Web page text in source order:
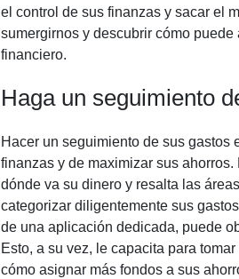
el control de sus finanzas y sacar el
sumergirnos y descubrir cómo
financiero.
Haga un seguimiento
Hacer un seguimiento de sus gastos
finanzas y de maximizar sus
dónde va su dinero y resalta las
categorizar diligentemente sus
de una aplicación dedicada, puede
Esto, a su vez, le capacita para
cómo asignar más fondos a sus